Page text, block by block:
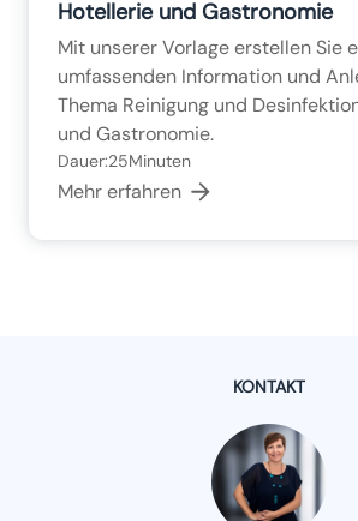
Hotellerie und Gastronomie
Mit unserer Vorlage erstellen Sie
umfassenden Information und
Thema Reinigung und
und Gastronomie.
Dauer:25Minuten
Mehr erfahren
KONTAKT